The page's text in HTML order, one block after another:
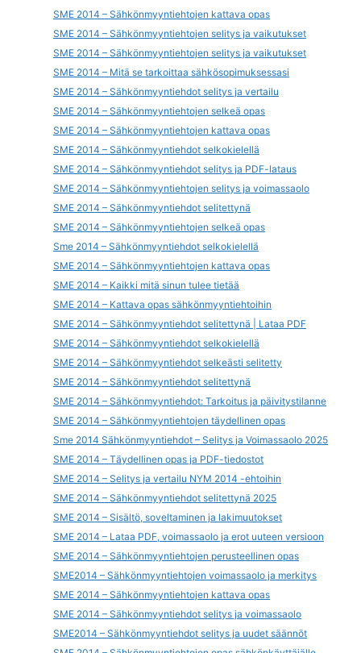
SME 2014 – Sähkönmyyntiehtojen kattava opas
SME 2014 – Sähkönmyyntiehtojen selitys ja vaikutukset
SME 2014 – Sähkönmyyntiehtojen selitys ja vaikutukset
SME 2014 – Mitä se tarkoittaa sähkösopimuksessasi
SME 2014 – Sähkönmyyntiehdot selitys ja vertailu
SME 2014 – Sähkönmyyntiehtojen selkeä opas
SME 2014 – Sähkönmyyntiehtojen kattava opas
SME 2014 – Sähkönmyyntiehdot selkokielellä
SME 2014 – Sähkönmyyntiehdot selitys ja PDF-lataus
SME 2014 – Sähkönmyyntiehtojen selitys ja voimassaolo
SME 2014 – Sähkönmyyntiehdot selitettynä
SME 2014 – Sähkönmyyntiehtojen selkeä opas
Sme 2014 – Sähkönmyyntiehdot selkokielellä
SME 2014 – Sähkönmyyntiehtojen kattava opas
SME 2014 – Kaikki mitä sinun tulee tietää
SME 2014 – Kattava opas sähkönmyyntiehtoihin
SME 2014 – Sähkönmyyntiehdot selitettynä | Lataa PDF
SME 2014 – Sähkönmyyntiehdot selkokielellä
SME 2014 – Sähkönmyyntiehdot selkeästi selitetty
SME 2014 – Sähkönmyyntiehdot selitettynä
SME 2014 – Sähkönmyyntiehdot: Tarkoitus ja päivitystilanne
SME 2014 – Sähkönmyyntiehtojen täydellinen opas
Sme 2014 Sähkönmyyntiehdot – Selitys ja Voimassaolo 2025
SME 2014 – Täydellinen opas ja PDF-tiedostot
SME 2014 – Selitys ja vertailu NYM 2014 -ehtoihin
SME 2014 – Sähkönmyyntiehdot selitettynä 2025
SME 2014 – Sisältö, soveltaminen ja lakimuutokset
SME 2014 – Lataa PDF, voimassaolo ja erot uuteen versioon
SME 2014 – Sähkönmyyntiehtojen perusteellinen opas
SME2014 – Sähkönmyyntiehtojen voimassaolo ja merkitys
SME 2014 – Sähkönmyyntiehtojen kattava opas
SME 2014 – Sähkönmyyntiehdot selitys ja voimassaolo
SME2014 – Sähkönmyyntiehdot selitys ja uudet säännöt